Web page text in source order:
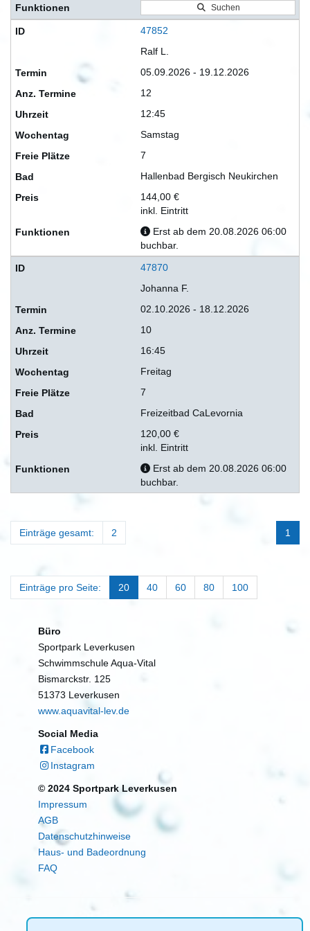
Suchen
47852
Ralf L.
05.09.2026 - 19.12.2026
12
12:45
Samstag
7
Hallenbad Bergisch Neukirchen
144,00 €
inkl. Eintritt
Erst ab dem 20.08.2026 06:00
buchbar.
47870
Johanna F.
02.10.2026 - 18.12.2026
10
16:45
Freitag
7
Freizeitbad CaLevornia
120,00 €
inkl. Eintritt
Erst ab dem 20.08.2026 06:00
buchbar.
1
Einträge gesamt: 2
Einträge pro Seite: 20 40 60 80 100
Büro
Sportpark Leverkusen
Schwimmschule Aqua-Vital
Bismarckstr. 125
51373 Leverkusen
www.aquavital-lev.de
Social Media
Facebook
Instagram
© 2024 Sportpark Leverkusen
Impressum
AGB
Datenschutzhinweise
Haus- und Badeordnung
FAQ